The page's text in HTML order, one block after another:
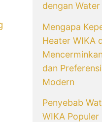
dengan
Mengapa
Heater WIKA
dan
Modern
Penyebab
WIKA